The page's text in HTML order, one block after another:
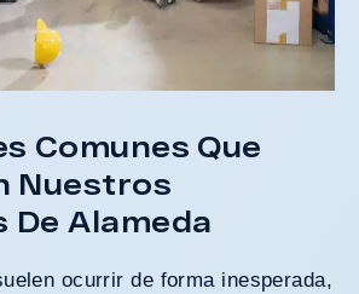
Comunes Que
Nuestros
De Alameda
ocurrir de forma inesperada,